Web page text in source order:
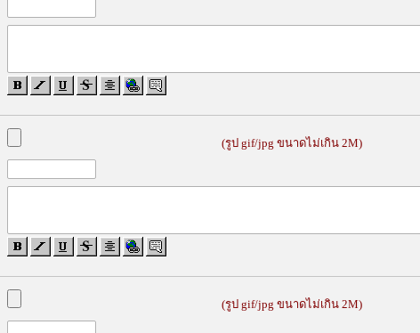
(รูป gif/jpg ขนาดไม่เกิน 2M)
(รูป gif/jpg ขนาดไม่เกิน 2M)